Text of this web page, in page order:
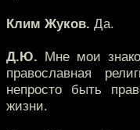
Клим Жуков. Да.
Д.Ю. Мне мои
православная
непросто быть
жизни.